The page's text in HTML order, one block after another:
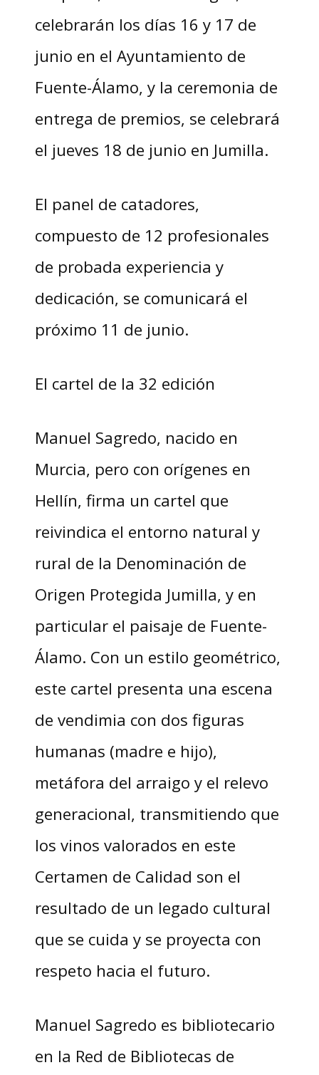
celebrarán los días 16 y 17 de
junio en el Ayuntamiento de
Fuente-Álamo, y la ceremonia de
entrega de premios, se celebrará
el jueves 18 de junio en Jumilla.
El panel de catadores,
compuesto de 12 profesionales
de probada experiencia y
dedicación, se comunicará el
próximo 11 de junio.
El cartel de la 32 edición
Manuel Sagredo, nacido en
Murcia, pero con orígenes en
Hellín, firma un cartel que
reivindica el entorno natural y
rural de la Denominación de
Origen Protegida Jumilla, y en
particular el paisaje de Fuente-
Álamo. Con un estilo geométrico,
este cartel presenta una escena
de vendimia con dos figuras
humanas (madre e hijo),
metáfora del arraigo y el relevo
generacional, transmitiendo que
los vinos valorados en este
Certamen de Calidad son el
resultado de un legado cultural
que se cuida y se proyecta con
respeto hacia el futuro.
Manuel Sagredo es bibliotecario
en la Red de Bibliotecas de